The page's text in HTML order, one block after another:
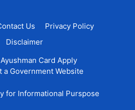
Us
Privacy Policy
Disclaimer
Card Apply
a Government Website
for Informational Purspose